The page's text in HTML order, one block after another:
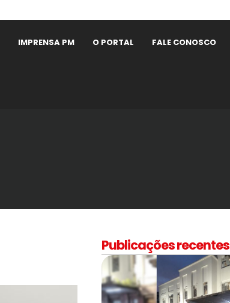
IMPRENSA PM O PORTAL FALE CONOSCO
Publicações recentes